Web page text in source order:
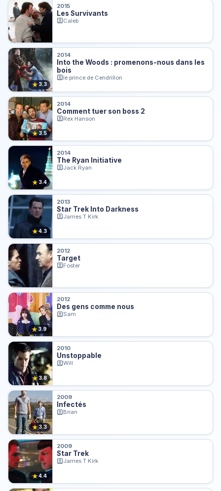
2015
Les Survivants
Caleb
★ 3.3
2014
Into the Woods : promenons-nous dans les
bois
le prince de Cendrillon
★3.5
2014
Comment tuer son boss 2
Rex Hanson
★ 3.4
2014
The Ryan Initiative
Jack Ryan
★4.3
2013
Star Trek Into Darkness
James T Kirk
2012
Target
Foster
★ 3.9
2012
Des gens comme nous
Sam
★3.8
2010
Unstoppable
Will
★3.3
2009
Infectés
Brian
★4.4
2009
Star Trek
James T Kirk